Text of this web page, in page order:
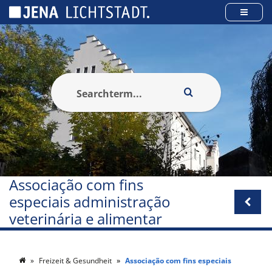
Associação com fins
especiais administração
veterinária e alimentar
Freizeit & Gesundheit
Associação com fins especiais
Cookies management panel